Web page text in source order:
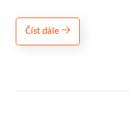
Číst dále